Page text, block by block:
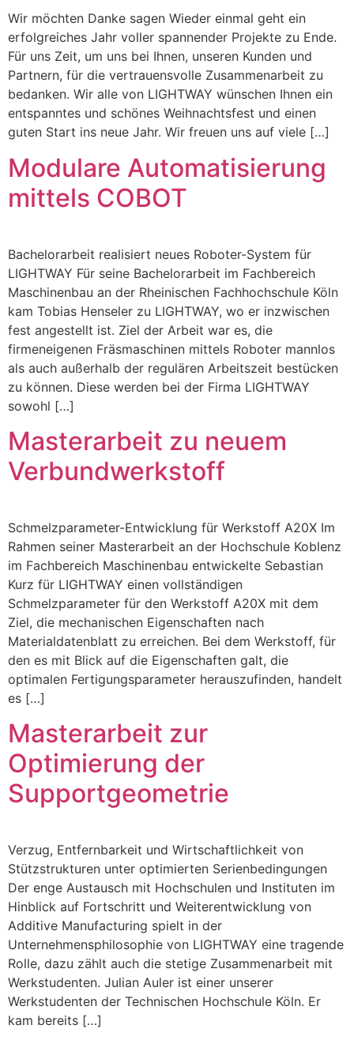
Wir möchten Danke sagen Wieder einmal geht ein
erfolgreiches Jahr voller spannender Projekte zu Ende.
Für uns Zeit, um uns bei Ihnen, unseren Kunden und
Partnern, für die vertrauensvolle Zusammenarbeit zu
bedanken. Wir alle von LIGHTWAY wünschen Ihnen ein
entspanntes und schönes Weihnachtsfest und einen
guten Start ins neue Jahr. Wir freuen uns auf viele […]
Modulare Automatisierung
mittels COBOT
Bachelorarbeit realisiert neues Roboter-System für
LIGHTWAY Für seine Bachelorarbeit im Fachbereich
Maschinenbau an der Rheinischen Fachhochschule Köln
kam Tobias Henseler zu LIGHTWAY, wo er inzwischen
fest angestellt ist. Ziel der Arbeit war es, die
firmeneigenen Fräsmaschinen mittels Roboter mannlos
als auch außerhalb der regulären Arbeitszeit bestücken
zu können. Diese werden bei der Firma LIGHTWAY
sowohl […]
Masterarbeit zu neuem
Verbundwerkstoff
Schmelzparameter-Entwicklung für Werkstoff A20X Im
Rahmen seiner Masterarbeit an der Hochschule Koblenz
im Fachbereich Maschinenbau entwickelte Sebastian
Kurz für LIGHTWAY einen vollständigen
Schmelzparameter für den Werkstoff A20X mit dem
Ziel, die mechanischen Eigenschaften nach
Materialdatenblatt zu erreichen. Bei dem Werkstoff, für
den es mit Blick auf die Eigenschaften galt, die
optimalen Fertigungsparameter herauszufinden, handelt
es […]
Masterarbeit zur
Optimierung der
Supportgeometrie
Verzug, Entfernbarkeit und Wirtschaftlichkeit von
Stützstrukturen unter optimierten Serienbedingungen
Der enge Austausch mit Hochschulen und Instituten im
Hinblick auf Fortschritt und Weiterentwicklung von
Additive Manufacturing spielt in der
Unternehmensphilosophie von LIGHTWAY eine tragende
Rolle, dazu zählt auch die stetige Zusammenarbeit mit
Werkstudenten. Julian Auler ist einer unserer
Werkstudenten der Technischen Hochschule Köln. Er
kam bereits […]